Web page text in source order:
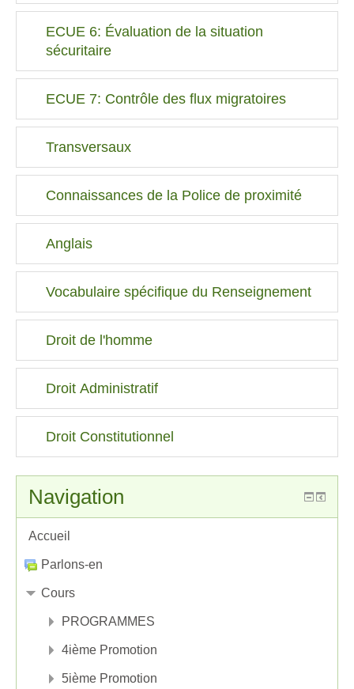
ECUE 6: Évaluation de la situation
sécuritaire
ECUE 7: Contrôle des flux migratoires
Transversaux
Connaissances de la Police de proximité
Anglais
Vocabulaire spécifique du Renseignement
Droit de l'homme
Droit Administratif
Droit Constitutionnel
Navigation
Accueil
Parlons-en
Cours
PROGRAMMES
4ième Promotion
5ième Promotion